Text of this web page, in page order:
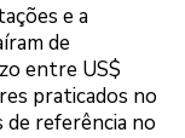
e a
de
entre US$
praticados no
de referência no